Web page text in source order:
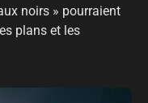
noirs » pourraient
plans et les